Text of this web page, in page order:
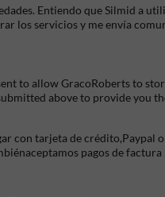
Entiendo que Silmid a
los servicios y me envía
to allow GracoRoberts to
above to provide you
con tarjeta de crédito,Paypal
pagos de factura